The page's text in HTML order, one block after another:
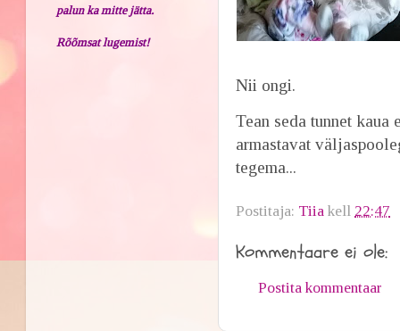
Nii ongi.
Tean seda tunnet kaua
armastavat
tegema...
Postitaja: Tiia kell 22:47
Kommentaare ei ole:
Postita kommentaar
palun ka mitte jätta.
Rõõmsat lugemist!